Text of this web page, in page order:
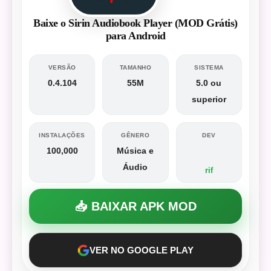
Baixe o Sirin Audiobook Player (MOD Grátis)
para Android
VERSÃO
0.4.104
TAMANHO
55M
SISTEMA
5.0 ou
superior
INSTALAÇÕES
100,000
GÊNERO
Música e
Áudio
DEV
rif
📥 BAIXAR APK MOD
VER NO GOOGLE PLAY